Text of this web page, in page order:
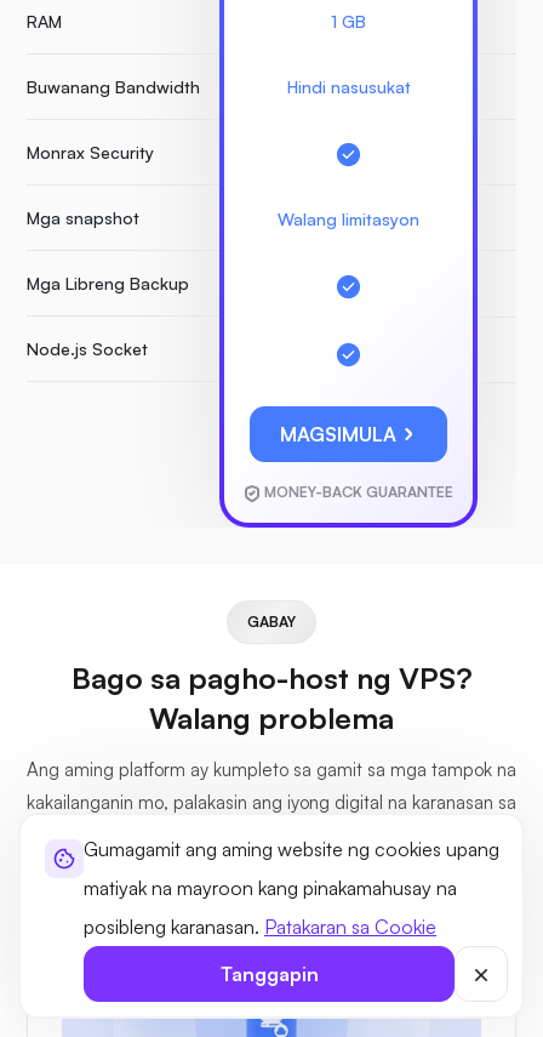
Gumagamit ang aming website ng cookies upang
matiyak na mayroon kang pinakamahusay na
posibleng karanasan. Patakaran sa Cookie
Tanggapin
RAM
Buwanang Bandwidth
Monrax Security
Mga snapshot
Mga Libreng Backup
Node.js Socket
1 GB
Hindi nasusukat
Walang limitasyon
MAGSIMULA
MONEY-BACK GUARANTEE
GABAY
Bago sa pagho-host ng VPS?
Walang problema
Ang aming platform ay kumpleto sa gamit sa mga tampok na
kakailanganin mo, palakasin ang iyong digital na karanasan sa